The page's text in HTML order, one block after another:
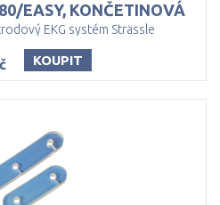
EASY, KONČETINOVÁ
EKG systém Strässle
KOUPIT